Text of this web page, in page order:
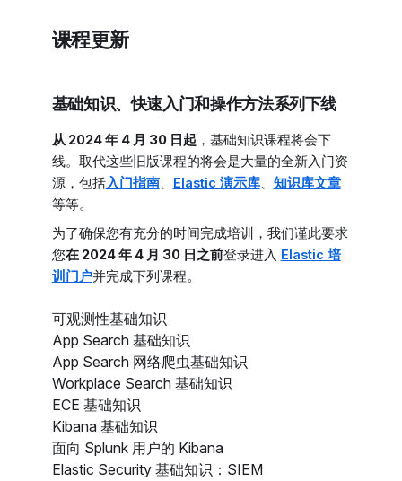
课程更新
基础知识、快速入门和操作方法系列下线
从 2024 年 4 月 30 日起 ，基础知识课程将会下
线。取代这些旧版课程的将会是大量的全新入门资
源，包括入门指南、 Elastic 演示库、 知识库文章
等等。
为了确保您有充分的时间完成培训，我们谨此要求
您在 2024 年 4 月 30 日之前登录进入 Elastic 培
训门户并完成下列课程。
可观测性基础知识
App Search 基础知识
App Search 网络爬虫基础知识
Workplace Search 基础知识
ECE 基础知识
Kibana 基础知识
面向 Splunk 用户的 Kibana
Elastic Security 基础知识：SIEM